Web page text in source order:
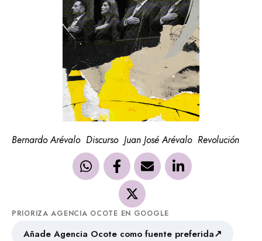
Bernardo Arévalo Discurso Juan José Arévalo Revolución
PRIORIZA AGENCIA OCOTE EN GOOGLE
Añade Agencia Ocote como fuente preferida↗